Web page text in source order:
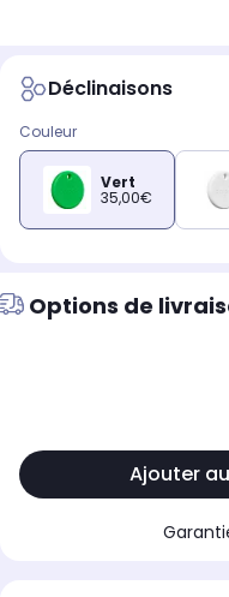
Déclinaisons
Couleur
Vert
35,00€
Options de
Ajouter